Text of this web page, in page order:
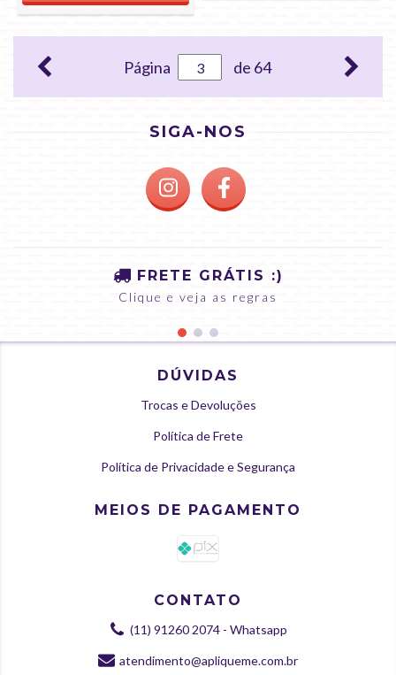
Página de 64
SIGA-NOS
FRETE GRÁTIS :)
Clique e veja as regras
DÚVIDAS
Trocas e Devoluções
Política de Frete
Política de Privacidade e Segurança
MEIOS DE PAGAMENTO
CONTATO
(11) 91260 2074 - Whatsapp
atendimento@apliqueme.com.br